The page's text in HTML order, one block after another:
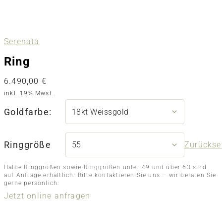
Serenata
Ring
6.490,00 €
inkl. 19% Mwst.
Goldfarbe:
Ringgröße
Halbe Ringgrößen sowie Ringgrößen unter 49 und über 63 sind
auf Anfrage erhältlich. Bitte kontaktieren Sie uns – wir beraten Sie
gerne persönlich.
Jetzt online anfragen